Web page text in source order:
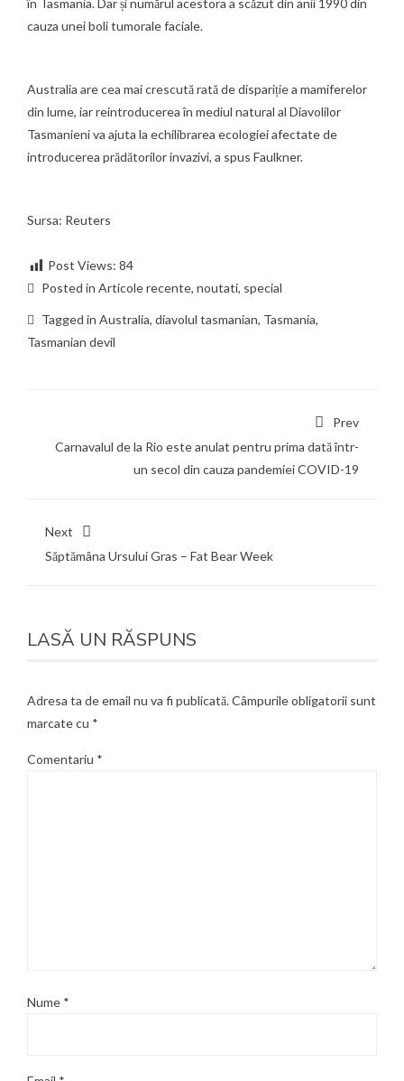
în Tasmania. Dar și numărul acestora a scăzut din anii 1990 din
cauza unei boli tumorale faciale.
Australia are cea mai crescută rată de dispariție a mamiferelor
din lume, iar reintroducerea în mediul natural al Diavolilor
Tasmanieni va ajuta la echilibrarea ecologiei afectate de
introducerea prădătorilor invazivi, a spus Faulkner.
Sursa: Reuters
Post Views: 84
Posted in Articole recente, noutati, special
Tagged in Australia, diavolul tasmanian, Tasmania,
Tasmanian devil
Prev
Carnavalul de la Rio este anulat pentru prima dată într-
un secol din cauza pandemiei COVID-19
Next
Săptămâna Ursului Gras – Fat Bear Week
LASĂ UN RĂSPUNS
Adresa ta de email nu va fi publicată.Câmpurile obligatorii sunt
marcate cu *
Comentariu *
Nume *